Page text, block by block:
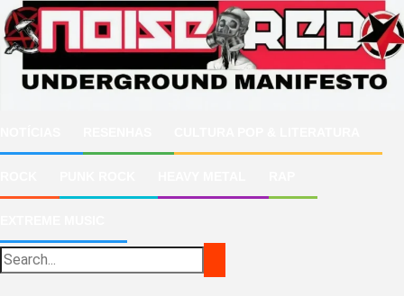
para
o
conteúdo